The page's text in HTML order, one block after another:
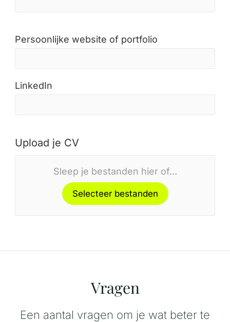
Persoonlijke website of portfolio
LinkedIn
Upload je CV
Sleep je bestanden hier of...
Selecteer bestanden
Vragen
Een aantal vragen om je wat beter te